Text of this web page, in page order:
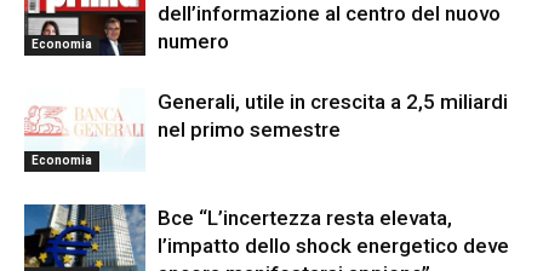
Economia
dell’informazione al centro del nuovo
numero
Economia
Generali, utile in crescita a 2,5 miliardi
nel primo semestre
Bce “L’incertezza resta elevata,
l’impatto dello shock energetico deve